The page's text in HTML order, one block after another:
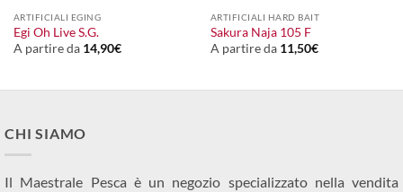
ARTIFICIALI EGING
Egi Oh Live S.G.
A partire da 14,90€
ARTIFICIALI HARD BAIT
Sakura Naja 105 F
A partire da 11,50€
CHI SIAMO
Il Maestrale Pesca è un negozio specializzato nella vendita